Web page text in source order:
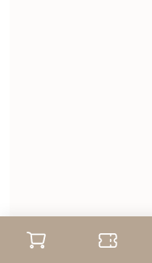
Langhe